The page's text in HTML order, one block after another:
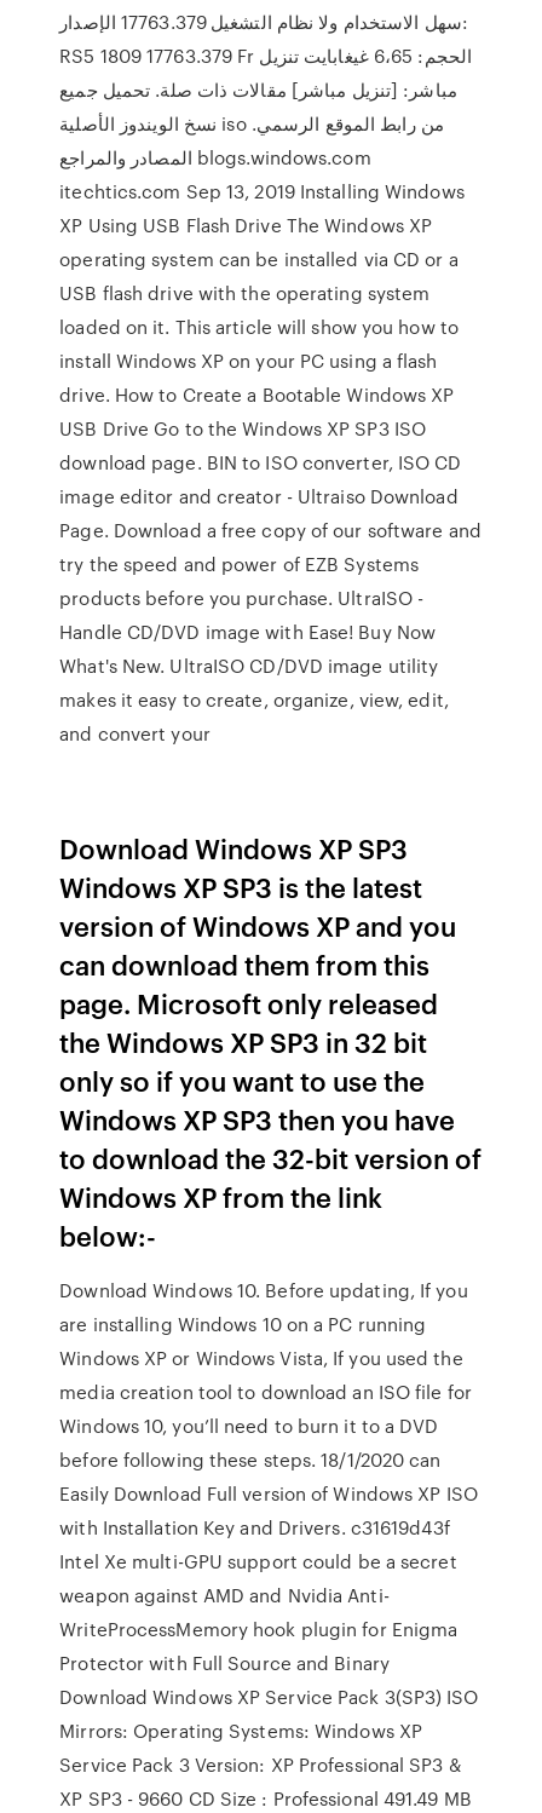
سهل الاستخدام ولا نظام التشغيل 17763.379 الإصدار:
RS5 1809 17763.379 Fr الحجم: 6،65 غيغابايت تنزيل
مباشر: [تنزيل مباشر] مقالات ذات صلة. تحميل جميع
نسخ الويندوز الأصلية iso من رابط الموقع الرسمي.
المصادر والمراجع blogs.windows.com
itechtics.com Sep 13, 2019 Installing Windows
XP Using USB Flash Drive The Windows XP
operating system can be installed via CD or a
USB flash drive with the operating system
loaded on it. This article will show you how to
install Windows XP on your PC using a flash
drive. How to Create a Bootable Windows XP
USB Drive Go to the Windows XP SP3 ISO
download page. BIN to ISO converter, ISO CD
image editor and creator - Ultraiso Download
Page. Download a free copy of our software and
try the speed and power of EZB Systems
products before you purchase. UltraISO -
Handle CD/DVD image with Ease! Buy Now
What's New. UltraISO CD/DVD image utility
makes it easy to create, organize, view, edit,
and convert your
Download Windows XP SP3
Windows XP SP3 is the latest
version of Windows XP and you
can download them from this
page. Microsoft only released
the Windows XP SP3 in 32 bit
only so if you want to use the
Windows XP SP3 then you have
to download the 32-bit version of
Windows XP from the link
below:-
Download Windows 10. Before updating, If you
are installing Windows 10 on a PC running
Windows XP or Windows Vista, If you used the
media creation tool to download an ISO file for
Windows 10, you’ll need to burn it to a DVD
before following these steps. 18/1/2020 can
Easily Download Full version of Windows XP ISO
with Installation Key and Drivers. c31619d43f
Intel Xe multi-GPU support could be a secret
weapon against AMD and Nvidia Anti-
WriteProcessMemory hook plugin for Enigma
Protector with Full Source and Binary
Download Windows XP Service Pack 3(SP3) ISO
Mirrors: Operating Systems: Windows XP
Service Pack 3 Version: XP Professional SP3 &
XP SP3 - 9660 CD Size : Professional 491.49 MB